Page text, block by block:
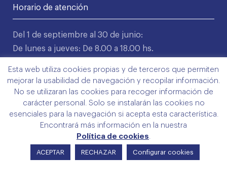
Horario de atención
Del 1 de septiembre al 30 de junio:
De lunes a jueves: De 8.00 a 18.00 hs.
Del 1 de julio hasta el 31 de agosto:
De lunes a viernes: De 8.00 a 15.00 hs.
Servicios directos
Esta web utiliza cookies propias y de terceros que permiten
mejorar la usabilidad de navegación y recopilar información.
No se utilizaran las cookies para recoger información de
carácter personal. Solo se instalarán las cookies no
esenciales para la navegación si acepta esta característica.
Encontrará más información en la nuestra
Política de cookies.
ACEPTAR RECHAZAR Configurar cookies